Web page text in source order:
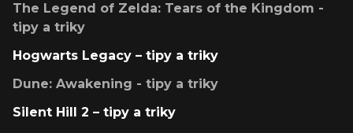
The Legend of Zelda: Tears of the Kingdom -
tipy a triky
Hogwarts Legacy – tipy a triky
Dune: Awakening - tipy a triky
Silent Hill 2 – tipy a triky